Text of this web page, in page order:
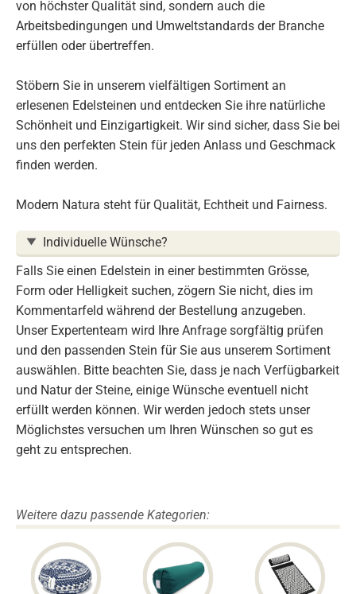
von höchster Qualität sind, sondern auch die
Arbeitsbedingungen und Umweltstandards der Branche
erfüllen oder übertreffen.
Stöbern Sie in unserem vielfältigen Sortiment an
erlesenen Edelsteinen und entdecken Sie ihre natürliche
Schönheit und Einzigartigkeit. Wir sind sicher, dass Sie bei
uns den perfekten Stein für jeden Anlass und Geschmack
finden werden.
Modern Natura steht für Qualität, Echtheit und Fairness.
Individuelle Wünsche?
Falls Sie einen Edelstein in einer bestimmten Grösse,
Form oder Helligkeit suchen, zögern Sie nicht, dies im
Kommentarfeld während der Bestellung anzugeben.
Unser Expertenteam wird Ihre Anfrage sorgfältig prüfen
und den passenden Stein für Sie aus unserem Sortiment
auswählen. Bitte beachten Sie, dass je nach Verfügbarkeit
und Natur der Steine, einige Wünsche eventuell nicht
erfüllt werden können. Wir werden jedoch stets unser
Möglichstes versuchen um Ihren Wünschen so gut es
geht zu entsprechen.
Weitere dazu passende Kategorien: